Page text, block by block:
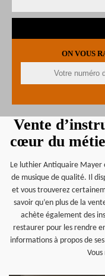
ON VOUS
Vente
cœur du
Le luthier Antiquaire Mayer
de musique de qualité. Il
et vous trouverez
savoir qu’en plus de la
achète également des
restaurer pour les rendre
informations à propos de